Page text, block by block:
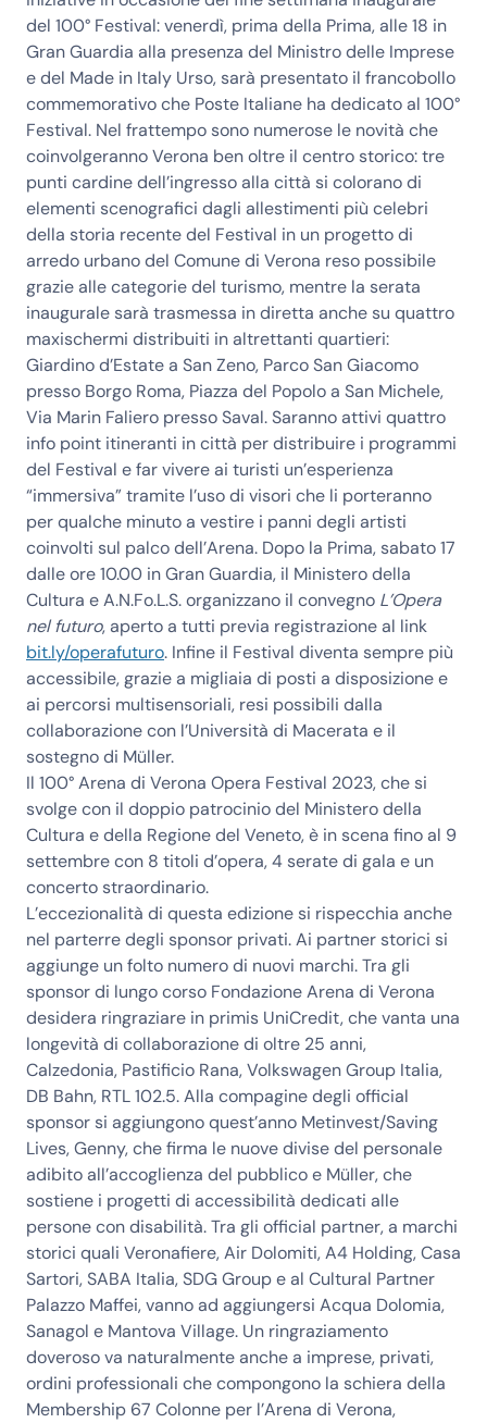
del 100° Festival: venerdì, prima della Prima, alle 18 in
Gran Guardia alla presenza del Ministro delle Imprese
e del Made in Italy Urso, sarà presentato il francobollo
commemorativo che Poste Italiane ha dedicato al 100°
Festival. Nel frattempo sono numerose le novità che
coinvolgeranno Verona ben oltre il centro storico: tre
punti cardine dell’ingresso alla città si colorano di
elementi scenografici dagli allestimenti più celebri
della storia recente del Festival in un progetto di
arredo urbano del Comune di Verona reso possibile
grazie alle categorie del turismo, mentre la serata
inaugurale sarà trasmessa in diretta anche su quattro
maxischermi distribuiti in altrettanti quartieri:
Giardino d’Estate a San Zeno, Parco San Giacomo
presso Borgo Roma, Piazza del Popolo a San Michele,
Via Marin Faliero presso Saval. Saranno attivi quattro
info point itineranti in città per distribuire i programmi
del Festival e far vivere ai turisti un’esperienza
“immersiva” tramite l’uso di visori che li porteranno
per qualche minuto a vestire i panni degli artisti
coinvolti sul palco dell’Arena. Dopo la Prima, sabato 17
dalle ore 10.00 in Gran Guardia, il Ministero della
Cultura e A.N.Fo.L.S. organizzano il convegno L’Opera
nel futuro, aperto a tutti previa registrazione al link
bit.ly/operafuturo. Infine il Festival diventa sempre più
accessibile, grazie a migliaia di posti a disposizione e
ai percorsi multisensoriali, resi possibili dalla
collaborazione con l’Università di Macerata e il
sostegno di Müller.
Il 100° Arena di Verona Opera Festival 2023, che si
svolge con il doppio patrocinio del Ministero della
Cultura e della Regione del Veneto, è in scena fino al 9
settembre con 8 titoli d’opera, 4 serate di gala e un
concerto straordinario.
L’eccezionalità di questa edizione si rispecchia anche
nel parterre degli sponsor privati. Ai partner storici si
aggiunge un folto numero di nuovi marchi. Tra gli
sponsor di lungo corso Fondazione Arena di Verona
desidera ringraziare in primis UniCredit, che vanta una
longevità di collaborazione di oltre 25 anni,
Calzedonia, Pastificio Rana, Volkswagen Group Italia,
DB Bahn, RTL 102.5. Alla compagine degli official
sponsor si aggiungono quest’anno Metinvest/Saving
Lives, Genny,che firma le nuove divise del personale
adibito all’accoglienza del pubblico e Müller, che
sostiene i progetti di accessibilità dedicati alle
persone con disabilità. Tra gli official partner, a marchi
storici quali Veronafiere, Air Dolomiti, A4 Holding, Casa
Sartori, SABA Italia, SDG Groupe al Cultural Partner
Palazzo Maffei, vanno ad aggiungersi Acqua Dolomia,
Sanagol e Mantova Village. Un ringraziamento
doveroso va naturalmente anche a imprese, privati,
ordini professionali che compongono la schiera della
Membership 67 Colonne per l’Arena di Verona,